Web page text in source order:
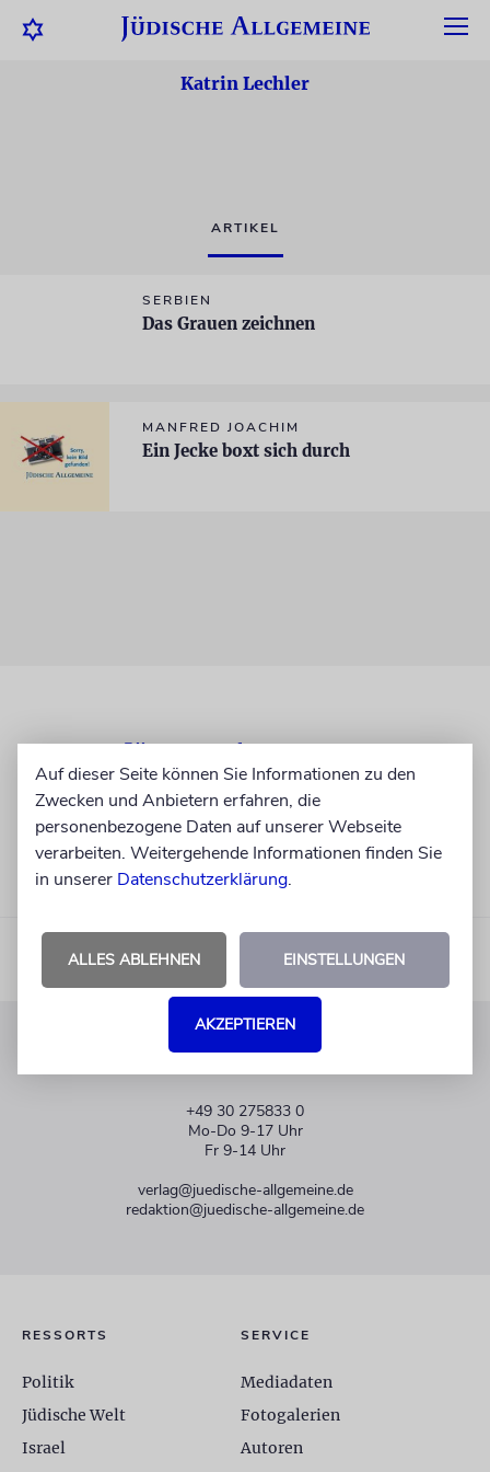
Katrin Lechler
ARTIKEL
SERBIEN
Das Grauen zeichnen
MANFRED JOACHIM
Ein Jecke boxt sich durch
+49 30 275833 0
Mo-Do 9-17 Uhr
Fr 9-14 Uhr
verlag@juedische-allgemeine.de
redaktion@juedische-allgemeine.de
RESSORTS
Politik
Jüdische Welt
Israel
SERVICE
Mediadaten
Fotogalerien
Autoren
Auf dieser Seite können Sie Informationen zu den
Zwecken und Anbietern erfahren, die
personenbezogene Daten auf unserer Webseite
verarbeiten. Weitergehende Informationen finden Sie
in unserer Datenschutzerklärung.
ALLES ABLEHNEN EINSTELLUNGEN
AKZEPTIEREN